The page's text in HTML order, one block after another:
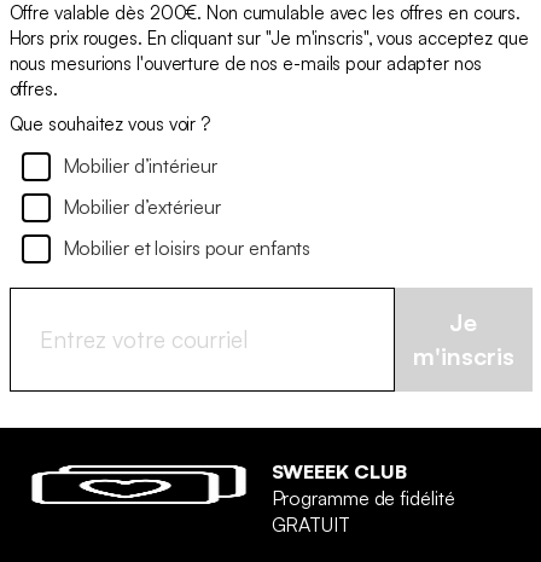
Offre valable dès 200€. Non cumulable avec les offres en cours.
Hors prix rouges. En cliquant sur "Je m'inscris", vous acceptez que
nous mesurions l'ouverture de nos e-mails pour adapter nos
offres.
Que souhaitez vous voir ?
Mobilier d’intérieur
Mobilier d’extérieur
Mobilier et loisirs pour enfants
Je
m'inscris
SWEEEK CLUB
Programme de fidélité
GRATUIT